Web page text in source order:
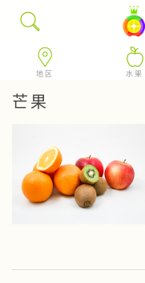
地区 水果
芒果